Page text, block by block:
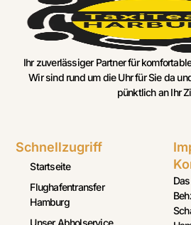
Ihr zuverlässiger Partner für
Wir sind rund um die Uhr für Sie da
pünktlich an Ihr
Schnellzugriff
Startseite
Flughafentransfer
Hamburg
Unser Abholservice